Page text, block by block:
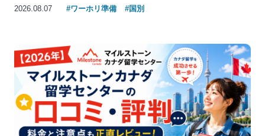
2026.08.07 #ワーホリ準備 #国別